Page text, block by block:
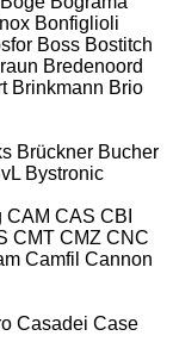
Bonfiglioli
Boss Bostitch
Bredenoord
Brinkmann Brio
Brückner Bucher
Bystronic
CAM CAS CBI
CMT CMZ CNC
Camfil Cannon
Casadei Case